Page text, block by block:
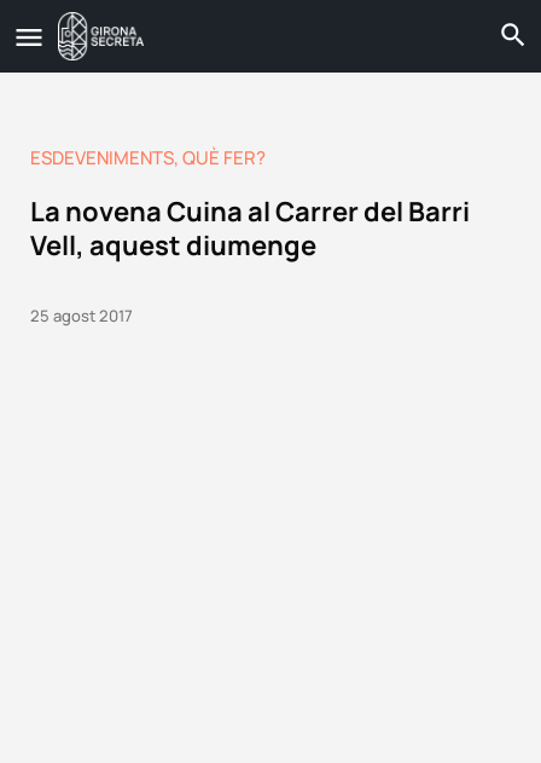
ESDEVENIMENTS,QUÈ FER?
La novena Cuina al Carrer del Barri
Vell, aquest diumenge
25 agost 2017